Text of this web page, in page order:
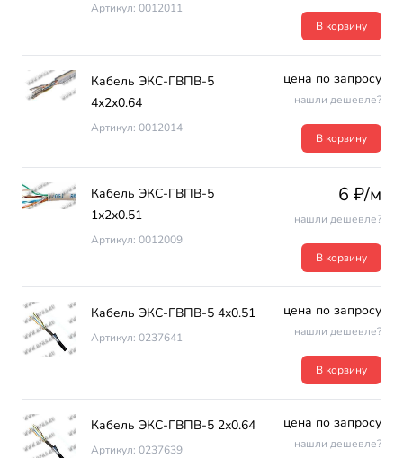
Артикул: 0012011
В корзину
Кабель ЭКС-ГВПВ-5
4х2х0.64
Артикул: 0012014
цена по запросу
нашли дешевле?
В корзину
Кабель ЭКС-ГВПВ-5
1х2х0.51
Артикул: 0012009
6 ₽/м
нашли дешевле?
В корзину
Кабель ЭКС-ГВПВ-5 4х0.51
Артикул: 0237641
цена по запросу
нашли дешевле?
В корзину
Кабель ЭКС-ГВПВ-5 2х0.64
Артикул: 0237639
цена по запросу
нашли дешевле?